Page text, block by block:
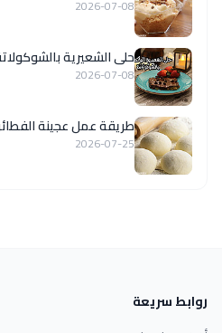
2026-07-08
حلى الشعيرية
2026-07-08
طريقة عمل عجينة
2026-07-25
روابط سريعة